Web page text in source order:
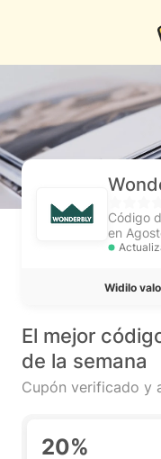
Código
en
Widilo
El mejor
de la semana
Cupón verificado y
20%